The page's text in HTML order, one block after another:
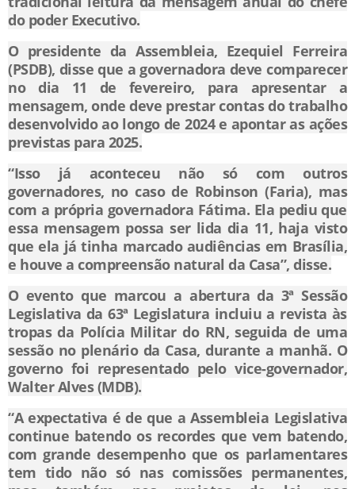
do poder Executivo.
O presidente da Assembleia, Ezequiel Ferreira
(PSDB), disse que a governadora deve comparecer
no dia 11 de fevereiro, para apresentar a
mensagem, onde deve prestar contas do trabalho
desenvolvido ao longo de 2024 e apontar as ações
previstas para 2025.
“Isso já aconteceu não só com outros
governadores, no caso de Robinson (Faria), mas
com a própria governadora Fátima. Ela pediu que
essa mensagem possa ser lida dia 11, haja visto
que ela já tinha marcado audiências em Brasília,
e houve a compreensão natural da Casa”, disse.
O evento que marcou a abertura da 3ª Sessão
Legislativa da 63ª Legislatura incluiu a revista às
tropas da Polícia Militar do RN, seguida de uma
sessão no plenário da Casa, durante a manhã. O
governo foi representado pelo vice-governador,
Walter Alves (MDB).
“A expectativa é de que a Assembleia Legislativa
continue batendo os recordes que vem batendo,
com grande desempenho que os parlamentares
tem tido não só nas comissões permanentes,